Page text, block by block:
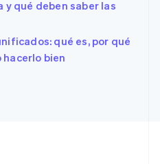
y qué deben saber las
qué es, por qué
bien